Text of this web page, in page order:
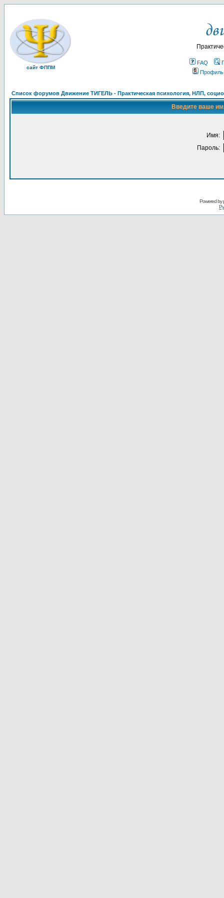
сайт ФППМ
FAQ
Профиль
Список форумов Движение ТИГЕЛЬ - Практическая психология, НЛП,
Введите ваше
Имя:
Пароль:
Powered by